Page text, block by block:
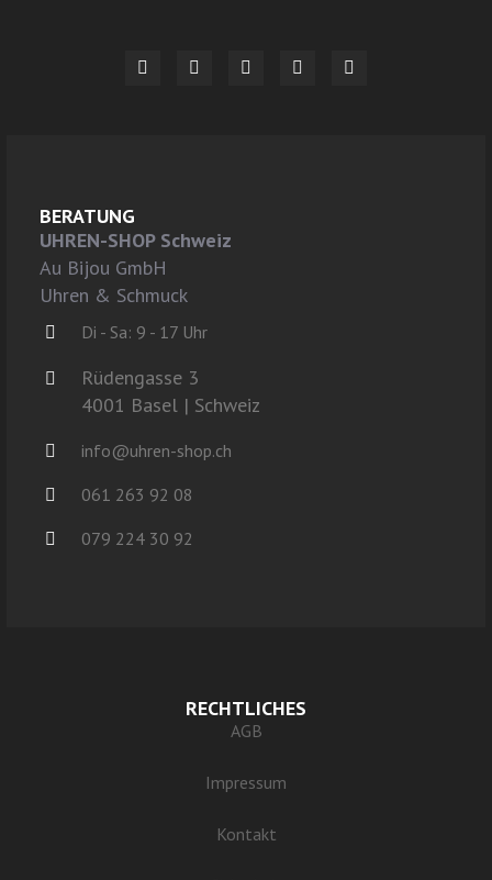
BERATUNG
UHREN-SHOP Schweiz
Au Bijou GmbH
Uhren & Schmuck
Di - Sa: 9 - 17 Uhr
Rüdengasse 3
4001 Basel | Schweiz
info@uhren-shop.ch
061 263 92 08
079 224 30 92
RECHTLICHES
AGB
Impressum
Kontakt